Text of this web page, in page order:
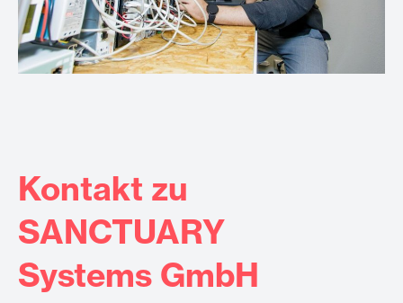
Kontakt zu
SANCTUARY
Systems GmbH